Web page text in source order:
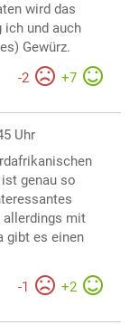
wird das
und auch
Gewürz.
-2 +7
Uhr
genau so
allerdings mit
gibt es einen
-1 +2